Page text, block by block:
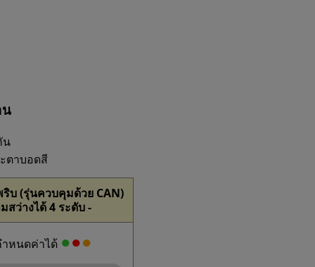
น
น
ตาบอดสี
บ (รุ่นควบคุมด้วย CAN)
สว่างได้ 4 ระดับ -
หนดค่าได้ ●●●